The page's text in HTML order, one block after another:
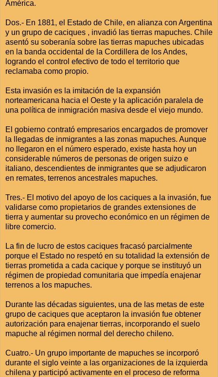
América.
Dos.- En 1881, el Estado de Chile, en alianza con Argentina
y un grupo de caciques , invadió las tierras mapuches. Chile
asentó su soberanía sobre las tierras mapuches ubicadas
en la banda occidental de la Cordillera de los Andes,
logrando el control efectivo de todo el territorio que
reclamaba como propio.
Esta invasión es la imitación de la expansión
norteamericana hacia el Oeste y la aplicación paralela de
una política de inmigración masiva desde el viejo mundo.
El gobierno contrató empresarios encargados de promover
la llegadas de inmigrantes a las zonas mapuches. Aunque
no llegaron en el número esperado, existe hasta hoy un
considerable números de personas de origen suizo e
italiano, descendientes de inmigrantes que se adjudicaron
en remates, terrenos ancestrales mapuches.
Tres.- El motivo del apoyo de los caciques a la invasión, fue
validarse como propietarios de grandes extensiones de
tierra y aumentar su provecho económico en un régimen de
libre comercio.
La fin de lucro de estos caciques fracasó parcialmente
porque el Estado no respetó en su totalidad la extensión de
tierras prometida a cada cacique y porque se instituyó un
régimen de propiedad comunitaria que impedía enajenar
terrenos a los mapuches.
Durante las décadas siguientes, una de las metas de este
grupo de caciques que aceptaron la invasión fue obtener
autorización para enajenar tierras, incorporando el suelo
mapuche al régimen normal del derecho chileno.
Cuatro.- Un grupo importante de mapuches se incorporó
durante el siglo veinte a las organizaciones de la izquierda
chilena y participó activamente en el proceso de reforma